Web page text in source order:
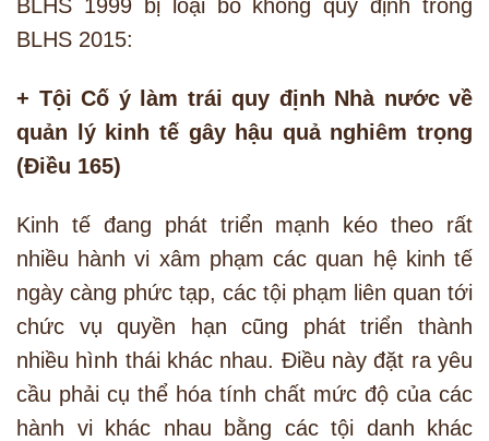
BLHS 1999 bị loại bỏ không quy định trong
BLHS 2015:
+ Tội Cố ý làm trái quy định Nhà nước về
quản lý kinh tế gây hậu quả nghiêm trọng
(Điều 165)
Kinh tế đang phát triển mạnh kéo theo rất
nhiều hành vi xâm phạm các quan hệ kinh tế
ngày càng phức tạp, các tội phạm liên quan tới
chức vụ quyền hạn cũng phát triển thành
nhiều hình thái khác nhau. Điều này đặt ra yêu
cầu phải cụ thể hóa tính chất mức độ của các
hành vi khác nhau bằng các tội danh khác